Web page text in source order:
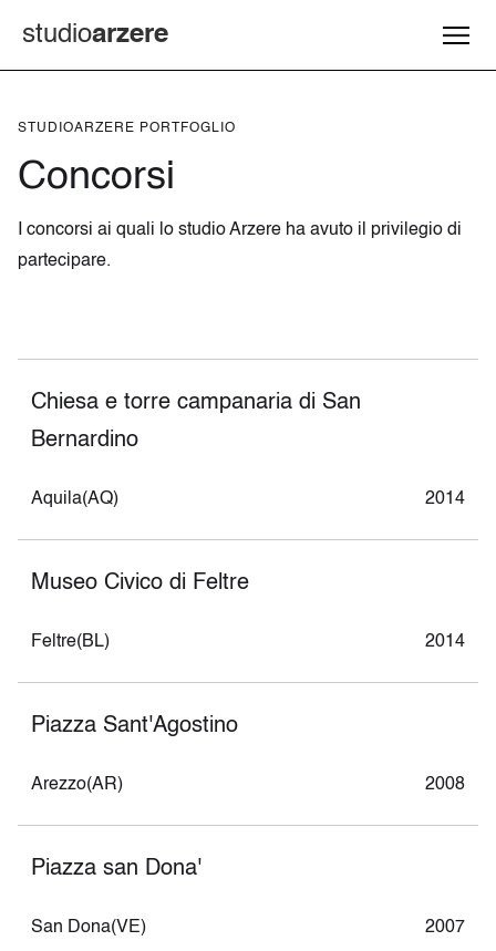
studioarzere
STUDIOARZERE PORTFOGLIO
Concorsi
I concorsi ai quali lo studio Arzere ha avuto il privilegio di
partecipare.
Chiesa e torre campanaria di San
Bernardino
Aquila(AQ) 2014
Museo Civico di Feltre
Feltre(BL) 2014
Piazza Sant'Agostino
Arezzo(AR) 2008
Piazza san Dona'
San Dona(VE) 2007